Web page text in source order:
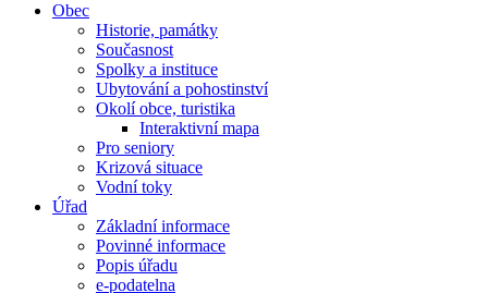
Obec
Historie, památky
Současnost
Spolky a instituce
Ubytování a pohostinství
Okolí obce, turistika
Interaktivní mapa
Pro seniory
Krizová situace
Vodní toky
Úřad
Základní informace
Povinné informace
Popis úřadu
e-podatelna